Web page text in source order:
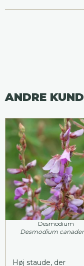
ANDRE
Desmodium
Desmodium
Høj staude, der